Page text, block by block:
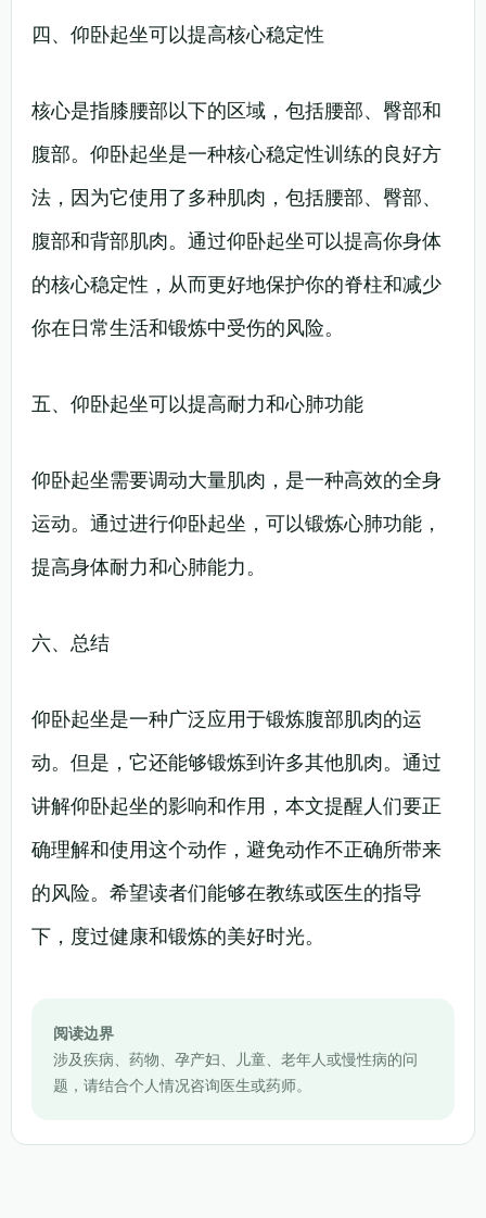
四、仰卧起坐可以提高核心稳定性
核心是指膝腰部以下的区域，包括腰部、臀部和
腹部。仰卧起坐是一种核心稳定性训练的良好方
法，因为它使用了多种肌肉，包括腰部、臀部、
腹部和背部肌肉。通过仰卧起坐可以提高你身体
的核心稳定性，从而更好地保护你的脊柱和减少
你在日常生活和锻炼中受伤的风险。
五、仰卧起坐可以提高耐力和心肺功能
仰卧起坐需要调动大量肌肉，是一种高效的全身
运动。通过进行仰卧起坐，可以锻炼心肺功能，
提高身体耐力和心肺能力。
六、总结
仰卧起坐是一种广泛应用于锻炼腹部肌肉的运
动。但是，它还能够锻炼到许多其他肌肉。通过
讲解仰卧起坐的影响和作用，本文提醒人们要正
确理解和使用这个动作，避免动作不正确所带来
的风险。希望读者们能够在教练或医生的指导
下，度过健康和锻炼的美好时光。
阅读边界
涉及疾病、药物、孕产妇、儿童、老年人或慢性病的问
题，请结合个人情况咨询医生或药师。